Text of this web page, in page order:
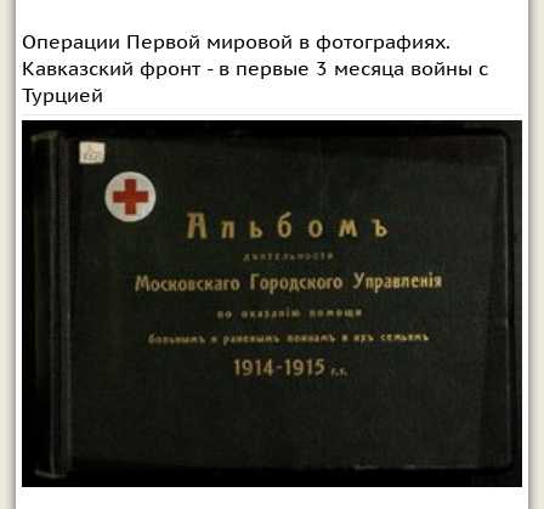
Операции Первой мировой в фотографиях.
Кавказский фронт - в первые 3 месяца войны с
Турцией